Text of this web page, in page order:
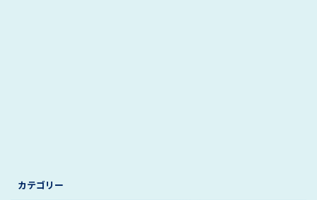
カテゴリー